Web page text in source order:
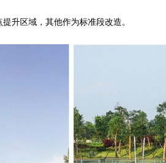
升区域，其他作为标准段改造。